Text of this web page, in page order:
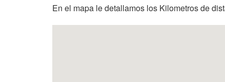
En el mapa le detallamos los Kilometros de